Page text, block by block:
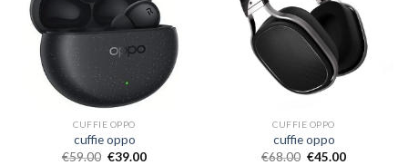
CUFFIE OPPO
cuffie oppo
€59.00 €39.00
CUFFIE OPPO
cuffie oppo
€68.00 €45.00